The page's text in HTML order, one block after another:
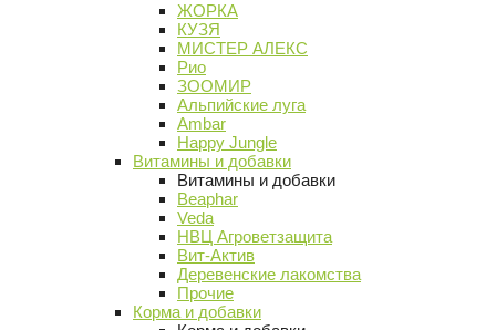
ЖОРКА
КУЗЯ
МИСТЕР АЛЕКС
Рио
ЗООМИР
Альпийские луга
Ambar
Happy Jungle
Витамины и добавки
Витамины и добавки
Beaphar
Veda
НВЦ Агроветзащита
Вит-Актив
Деревенские лакомства
Прочие
Корма и добавки